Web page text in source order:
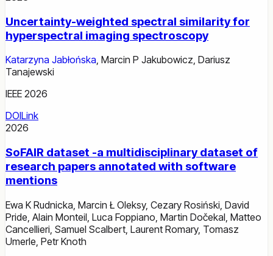
Uncertainty-weighted spectral similarity for
hyperspectral imaging spectroscopy
Katarzyna Jabłońska, Marcin P Jakubowicz, Dariusz
Tanajewski
IEEE 2026
DOILink
2026
SoFAIR dataset -a multidisciplinary dataset of
research papers annotated with software
mentions
Ewa K Rudnicka Marcin Ł Oleksy, Cezary Rosiński David
Pride Alain Monteil Luca Foppiano Martin Dočekal Matteo
Cancellieri Samuel Scalbert Laurent Romary, Tomasz
Umerle Petr Knoth